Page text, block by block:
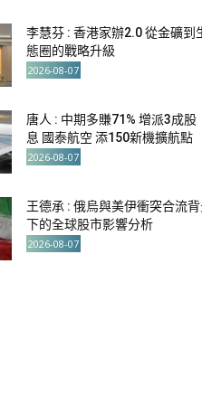
李慧芬 : 香港家辦2.0 從金礦到
態圈的戰略升級
2026-08-07
唐人 : 中期多賺71% 增派3成股
息 國泰航空 添150新機擴航點
2026-08-07
王德承 : 俄烏與美伊衝突合流
下的全球股市影響分析
2026-08-07